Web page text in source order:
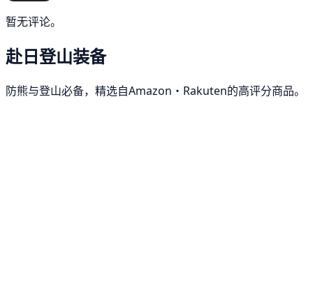
暂无评论。
赴日登山装备
防熊与登山必备，精选自Amazon・Rakuten的高评分商品。